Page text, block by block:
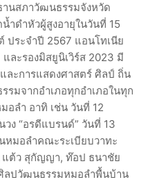
นสภาวัฒนธรรมจังหวัด
ำดำหัวผู้สูงอายุในวันที่ 15
ประจำปี 2567 แอนโทเนีย
ละรองมิสยูนิเวิร์ส 2023 มี
ละการแสดงศาสตร์ ศิลป์ ถิ่น
มจากอำเภอทุกอำเภอในทุก
ลำ อาทิ เช่น วันที่ 12
ง “อรดีแบรนด์” วันที่ 13
หมอลำคณะระเบียบวาทะ
แต้ว สุกัญญา, ท๊อป ธนาชัย
ลปวัฒนธรรมหมอลำพื้นบ้าน